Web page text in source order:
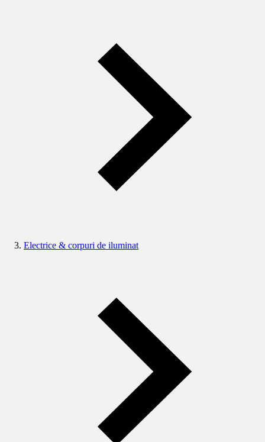
Electrice & corpuri de iluminat